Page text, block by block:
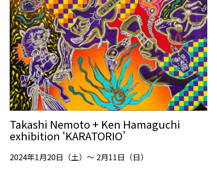
Takashi Nemoto + Ken Hamaguchi
exhibition ‘KARATORIO’
2024年1月20日（土）～ 2月11日（日）